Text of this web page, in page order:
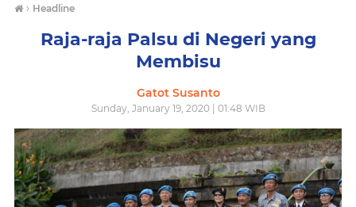
› Headline
Raja-raja Palsu di Negeri yang
Membisu
Gatot Susanto
Sunday, January 19, 2020 | 01:48 WIB